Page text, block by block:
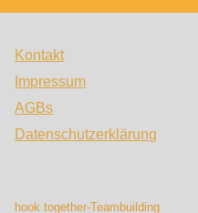
Kontakt
Impressum
AGBs
Datenschutzerklärung
hook together-Teambuilding